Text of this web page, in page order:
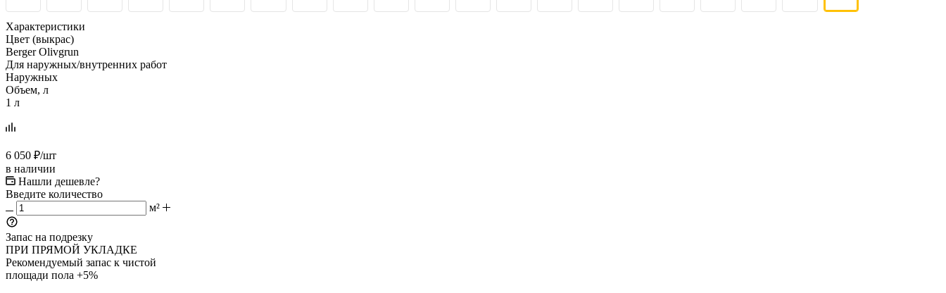
Характеристики
Цвет (выкрас)
Berger Olivgrun
Для наружных/внутренних работ
Наружных
Объем, л
1 л
6 050 ₽/шт
в наличии
Нашли дешевле?
Введите количество
м²
Запас на подрезку
ПРИ ПРЯМОЙ УКЛАДКЕ
Рекомендуемый запас к чистой
площади пола +5%